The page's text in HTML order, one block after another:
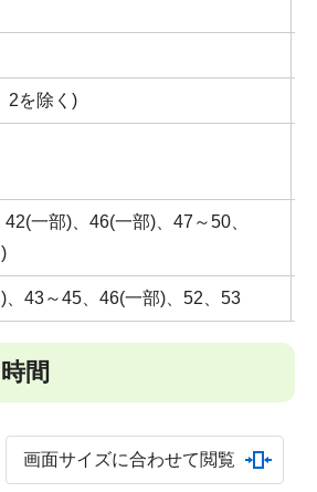
2を除く)
一部)、46(一部)、47～50、
、43～45、46(一部)、52、53
間
画面サイズに合わせて閲覧